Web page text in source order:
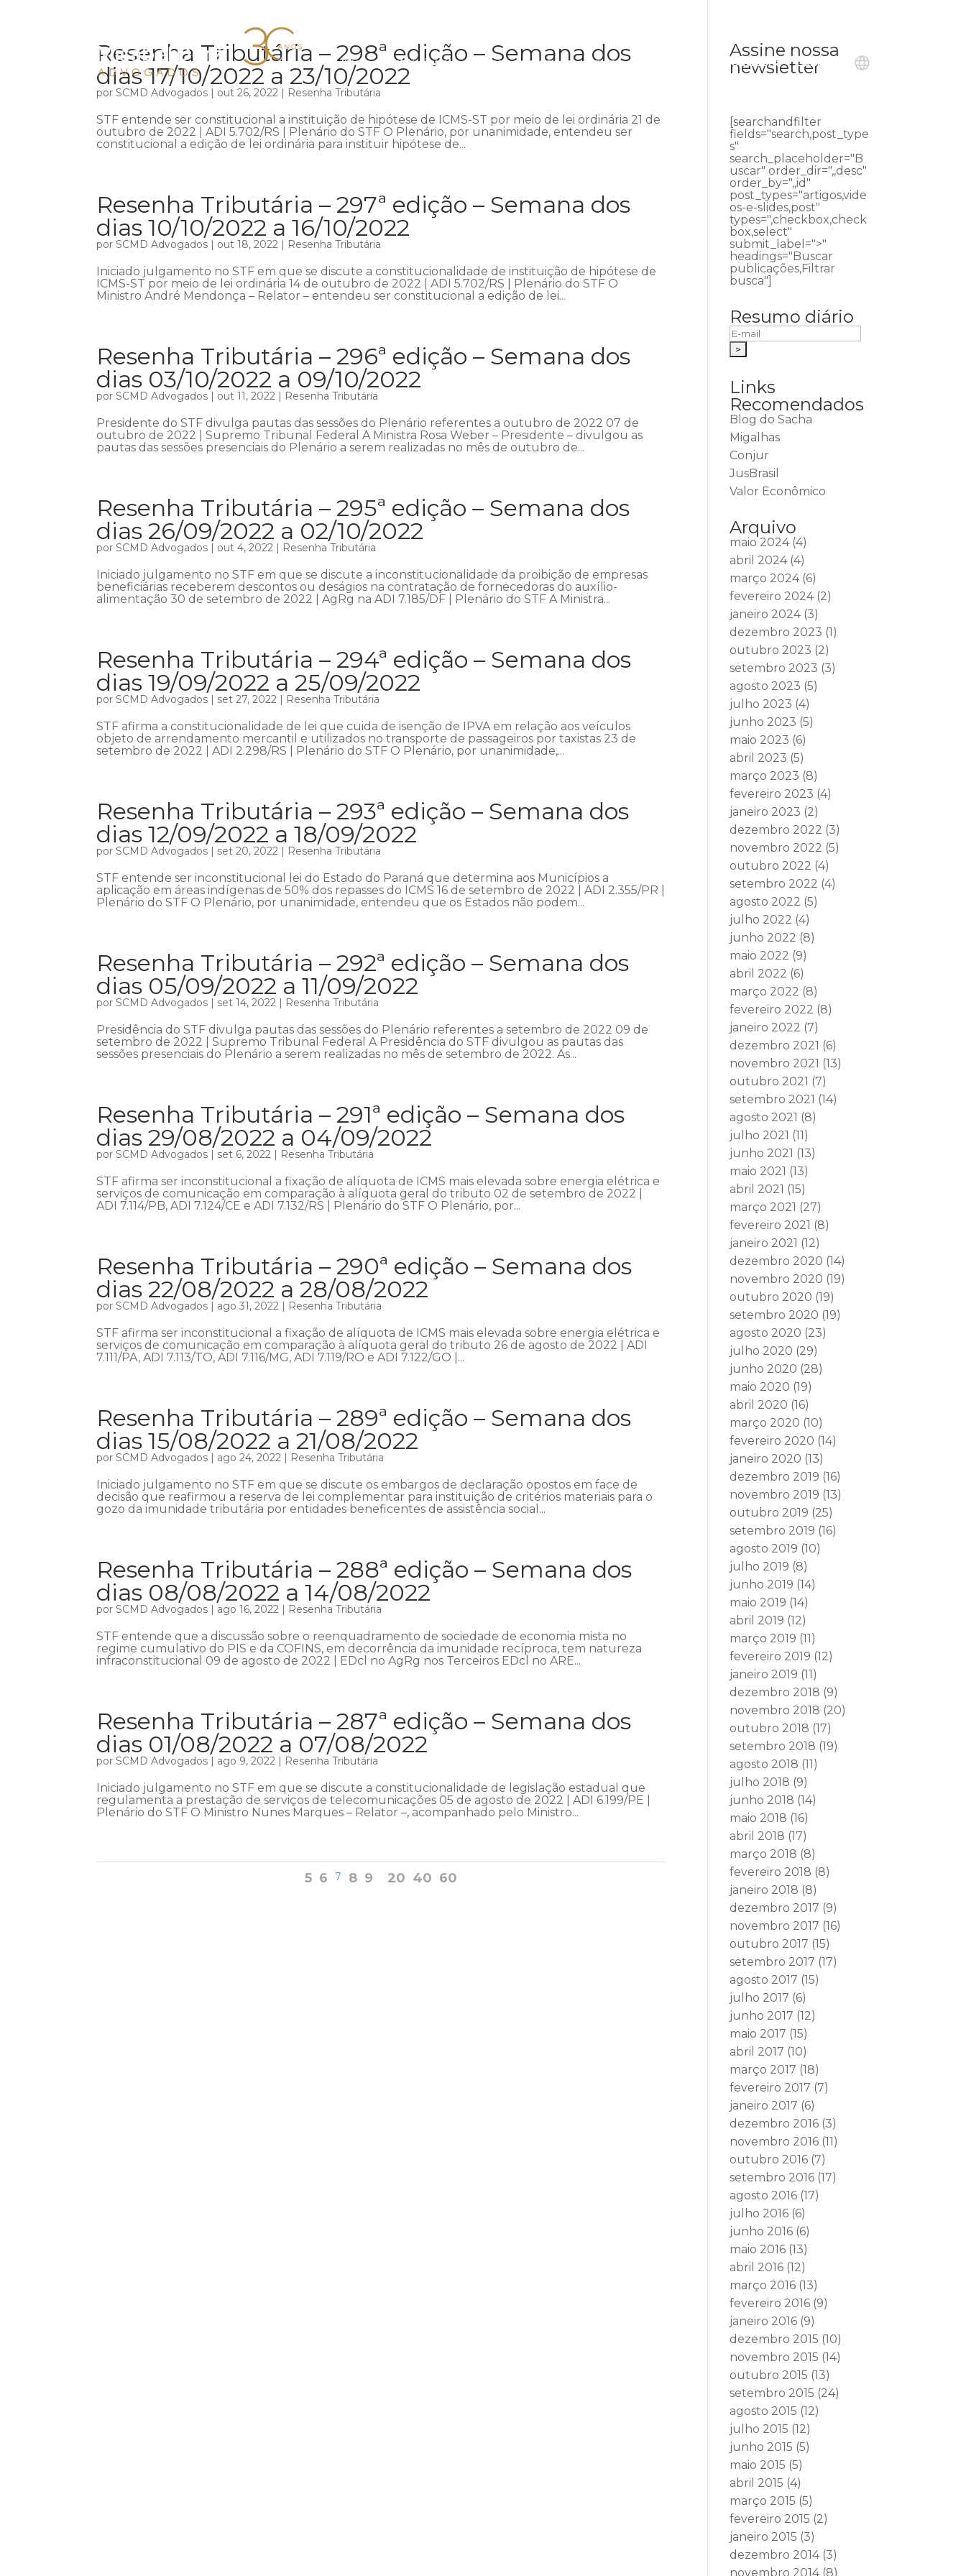
Início Institucional Áreas de atuação Equipe Ouvidoria Contato
Resenha Tributária – 298ª edição – Semana dos
dias 17/10/2022 a 23/10/2022
porSCMD Advogados | out 26, 2022 | Resenha Tributária
STF entende ser constitucional a instituição de hipótese de ICMS-ST por meio de lei ordinária 21 de
outubro de 2022 | ADI 5.702/RS | Plenário do STF O Plenário, por unanimidade, entendeu ser
constitucional a edição de lei ordinária para instituir hipótese de...
Resenha Tributária – 297ª edição – Semana dos
dias 10/10/2022 a 16/10/2022
porSCMD Advogados | out 18, 2022 | Resenha Tributária
Iniciado julgamento no STF em que se discute a constitucionalidade de instituição de hipótese de
ICMS-ST por meio de lei ordinária 14 de outubro de 2022 | ADI 5.702/RS | Plenário do STF O
Ministro André Mendonça – Relator – entendeu ser constitucional a edição de lei...
Resenha Tributária – 296ª edição – Semana dos
dias 03/10/2022 a 09/10/2022
porSCMD Advogados | out 11, 2022 | Resenha Tributária
Presidente do STF divulga pautas das sessões do Plenário referentes a outubro de 2022 07 de
outubro de 2022 | Supremo Tribunal Federal A Ministra Rosa Weber – Presidente – divulgou as
pautas das sessões presenciais do Plenário a serem realizadas no mês de outubro de...
Resenha Tributária – 295ª edição – Semana dos
dias 26/09/2022 a 02/10/2022
porSCMD Advogados | out 4, 2022 | Resenha Tributária
Iniciado julgamento no STF em que se discute a inconstitucionalidade da proibição de empresas
beneficiárias receberem descontos ou deságios na contratação de fornecedoras do auxílio-
alimentação 30 de setembro de 2022 | AgRg na ADI 7.185/DF | Plenário do STF A Ministra...
Resenha Tributária – 294ª edição – Semana dos
dias 19/09/2022 a 25/09/2022
porSCMD Advogados | set 27, 2022 | Resenha Tributária
STF afirma a constitucionalidade de lei que cuida de isenção de IPVA em relação aos veículos
objeto de arrendamento mercantil e utilizados no transporte de passageiros por taxistas 23 de
setembro de 2022 | ADI 2.298/RS | Plenário do STF O Plenário, por unanimidade,...
Resenha Tributária – 293ª edição – Semana dos
dias 12/09/2022 a 18/09/2022
porSCMD Advogados | set 20, 2022 | Resenha Tributária
STF entende ser inconstitucional lei do Estado do Paraná que determina aos Municípios a
aplicação em áreas indígenas de 50% dos repasses do ICMS 16 de setembro de 2022 | ADI 2.355/PR |
Plenário do STF O Plenário, por unanimidade, entendeu que os Estados não podem...
Resenha Tributária – 292ª edição – Semana dos
dias 05/09/2022 a 11/09/2022
porSCMD Advogados | set 14, 2022 | Resenha Tributária
Presidência do STF divulga pautas das sessões do Plenário referentes a setembro de 2022 09 de
setembro de 2022 | Supremo Tribunal Federal A Presidência do STF divulgou as pautas das
sessões presenciais do Plenário a serem realizadas no mês de setembro de 2022. As...
Resenha Tributária – 291ª edição – Semana dos
dias 29/08/2022 a 04/09/2022
porSCMD Advogados | set 6, 2022 | Resenha Tributária
STF afirma ser inconstitucional a fixação de alíquota de ICMS mais elevada sobre energia elétrica e
serviços de comunicação em comparação à alíquota geral do tributo 02 de setembro de 2022 |
ADI 7.114/PB, ADI 7.124/CE e ADI 7.132/RS | Plenário do STF O Plenário, por...
Resenha Tributária – 290ª edição – Semana dos
dias 22/08/2022 a 28/08/2022
porSCMD Advogados | ago 31, 2022 | Resenha Tributária
STF afirma ser inconstitucional a fixação de alíquota de ICMS mais elevada sobre energia elétrica e
serviços de comunicação em comparação à alíquota geral do tributo 26 de agosto de 2022 | ADI
7.111/PA, ADI 7.113/TO, ADI 7.116/MG, ADI 7.119/RO e ADI 7.122/GO |...
Resenha Tributária – 289ª edição – Semana dos
dias 15/08/2022 a 21/08/2022
porSCMD Advogados | ago 24, 2022 | Resenha Tributária
Iniciado julgamento no STF em que se discute os embargos de declaração opostos em face de
decisão que reafirmou a reserva de lei complementar para instituição de critérios materiais para o
gozo da imunidade tributária por entidades beneficentes de assistência social...
Resenha Tributária – 288ª edição – Semana dos
dias 08/08/2022 a 14/08/2022
porSCMD Advogados | ago 16, 2022 | Resenha Tributária
STF entende que a discussão sobre o reenquadramento de sociedade de economia mista no
regime cumulativo do PIS e da COFINS, em decorrência da imunidade recíproca, tem natureza
infraconstitucional 09 de agosto de 2022 | EDcl no AgRg nos Terceiros EDcl no ARE...
Resenha Tributária – 287ª edição – Semana dos
dias 01/08/2022 a 07/08/2022
porSCMD Advogados | ago 9, 2022 | Resenha Tributária
Iniciado julgamento no STF em que se discute a constitucionalidade de legislação estadual que
regulamenta a prestação de serviços de telecomunicações 05 de agosto de 2022 | ADI 6.199/PE |
Plenário do STF O Ministro Nunes Marques – Relator –, acompanhado pelo Ministro...
5 6 7 8 9 20 40 60
Assine nossa
newsletter
[searchandfilter
fields="search,post_type
s"
search_placeholder="B
uscar" order_dir=",,desc"
order_by=",,id"
post_types="artigos,vide
os-e-slides,post"
types=",checkbox,check
box,select"
submit_label=">"
headings="Buscar
publicações,Filtrar
busca"]
Resumo diário
Links
Recomendados
Blog do Sacha
Migalhas
Conjur
JusBrasil
Valor Econômico
Arquivo
maio 2024(4)
abril 2024(4)
março 2024(6)
fevereiro 2024(2)
janeiro 2024(3)
dezembro 2023 (1)
outubro 2023 (2)
setembro 2023 (3)
agosto 2023 (5)
julho 2023 (4)
junho 2023 (5)
maio 2023 (6)
abril 2023 (5)
março 2023 (8)
fevereiro 2023 (4)
janeiro 2023 (2)
dezembro 2022 (3)
novembro 2022 (5)
outubro 2022 (4)
setembro 2022 (4)
agosto 2022 (5)
julho 2022 (4)
junho 2022 (8)
maio 2022 (9)
abril 2022 (6)
março 2022 (8)
fevereiro 2022 (8)
janeiro 2022 (7)
dezembro 2021 (6)
novembro 2021 (13)
outubro 2021 (7)
setembro 2021 (14)
agosto 2021 (8)
julho 2021 (11)
junho 2021 (13)
maio 2021 (13)
abril 2021 (15)
março 2021 (27)
fevereiro 2021 (8)
janeiro 2021 (12)
dezembro 2020 (14)
novembro 2020 (19)
outubro 2020 (19)
setembro 2020 (19)
agosto 2020 (23)
julho 2020 (29)
junho 2020 (28)
maio 2020 (19)
abril 2020 (16)
março 2020 (10)
fevereiro 2020 (14)
janeiro 2020 (13)
dezembro 2019 (16)
novembro 2019 (13)
outubro 2019 (25)
setembro 2019 (16)
agosto 2019 (10)
julho 2019 (8)
junho 2019 (14)
maio 2019 (14)
abril 2019 (12)
março 2019 (11)
fevereiro 2019 (12)
janeiro 2019 (11)
dezembro 2018 (9)
novembro 2018 (20)
outubro 2018 (17)
setembro 2018 (19)
agosto 2018 (11)
julho 2018 (9)
junho 2018 (14)
maio 2018 (16)
abril 2018 (17)
março 2018 (8)
fevereiro 2018 (8)
janeiro 2018 (8)
dezembro 2017 (9)
novembro 2017 (16)
outubro 2017 (15)
setembro 2017 (17)
agosto 2017 (15)
julho 2017 (6)
junho 2017 (12)
maio 2017 (15)
abril 2017 (10)
março 2017 (18)
fevereiro 2017 (7)
janeiro 2017 (6)
dezembro 2016 (3)
novembro 2016 (11)
outubro 2016 (7)
setembro 2016 (17)
agosto 2016 (17)
julho 2016 (6)
junho 2016 (6)
maio 2016 (13)
abril 2016 (12)
março 2016 (13)
fevereiro 2016 (9)
janeiro 2016 (9)
dezembro 2015 (10)
novembro 2015 (14)
outubro 2015 (13)
setembro 2015 (24)
agosto 2015 (12)
julho 2015 (12)
junho 2015 (5)
maio 2015 (5)
abril 2015 (4)
março 2015 (5)
fevereiro 2015 (2)
janeiro 2015 (3)
dezembro 2014(3)
novembro 2014(8)